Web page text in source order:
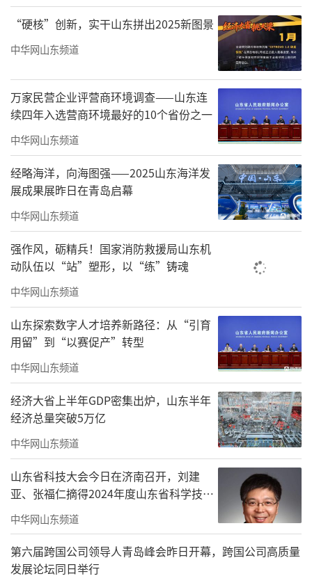
“硬核”创新，实干山东拼出2025新图景
中华网山东频道
万家民营企业评营商环境调查——山东连
续四年入选营商环境最好的10个省份之一
中华网山东频道
经略海洋，向海图强——2025山东海洋发
展成果展昨日在青岛启幕
中华网山东频道
强作风，砺精兵！国家消防救援局山东机
动队伍以“站”塑形，以“练”铸魂
中华网山东频道
山东探索数字人才培养新路径：从“引育
用留”到“以赛促产”转型
中华网山东频道
经济大省上半年GDP密集出炉，山东半年
经济总量突破5万亿
中华网山东频道
山东省科技大会今日在济南召开，刘建
亚、张福仁摘得2024年度山东省科学技术
奖最高奖！
中华网山东频道
第六届跨国公司领导人青岛峰会昨日开幕，跨国公司高质量
发展论坛同日举行